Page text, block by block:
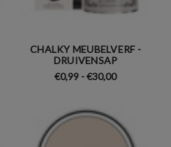
CHALKY MEUBELVERF -
DRUIVENSAP
€0,99 - €30,00